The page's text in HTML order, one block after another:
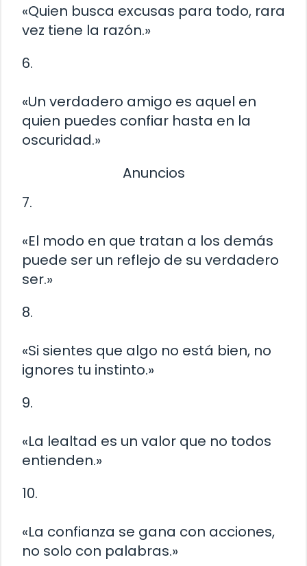
«Quien busca excusas para todo, rara
vez tiene la razón.»
6.
«Un verdadero amigo es aquel en
quien puedes confiar hasta en la
oscuridad.»
Anuncios
7.
«El modo en que tratan a los demás
puede ser un reflejo de su verdadero
ser.»
8.
«Si sientes que algo no está bien, no
ignores tu instinto.»
9.
«La lealtad es un valor que no todos
entienden.»
10.
«La confianza se gana con acciones,
no solo con palabras.»